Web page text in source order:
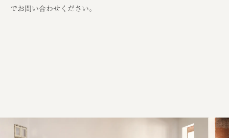
でお問い合わせください。